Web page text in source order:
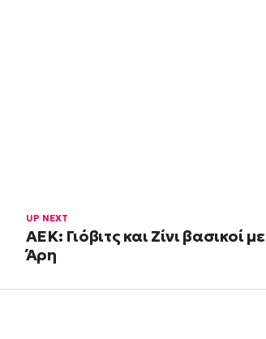
UP NEXT
ΑΕΚ: Γιόβιτς και Ζίνι βασικοί με
Άρη